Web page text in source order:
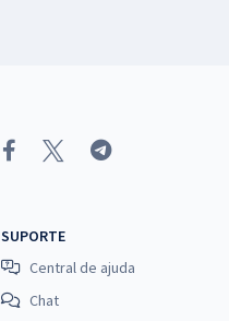
SUPORTE
Central de ajuda
Chat